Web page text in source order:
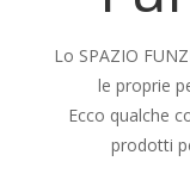
Lo SPAZIO
le proprie
Ecco qualche
prodotti